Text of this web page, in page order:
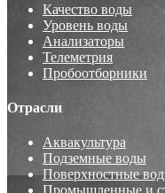
Качество воды
Уровень воды
Анализаторы
Телеметрия
Пробоотборники
Отрасли
Аквакультура
Подземные воды
Поверхностные